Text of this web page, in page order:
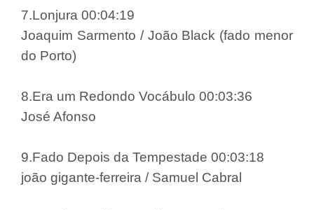
7.Lonjura 00:04:19
Joaquim Sarmento / João Black (fado menor
do Porto)
8.Era um Redondo Vocábulo 00:03:36
José Afonso
9.Fado Depois da Tempestade 00:03:18
joão gigante-ferreira / Samuel Cabral